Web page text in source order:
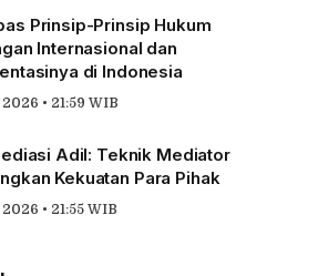
Prinsip-Prinsip Hukum
Internasional dan
di Indonesia
• 21:59 WIB
Adil: Teknik Mediator
Kekuatan Para Pihak
• 21:55 WIB